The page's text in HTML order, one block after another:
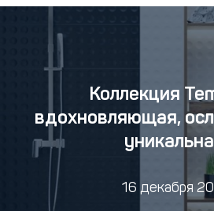
Коллекция
вдохновляющая,
16 декабря